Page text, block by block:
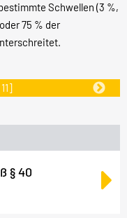
Schwellen (3 %,
75 % der
2022[31]
§ 40